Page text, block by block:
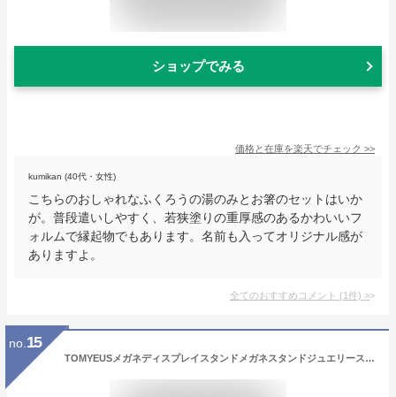
ショップでみる
価格と在庫を楽天でチェック >>
kumikan (40代・女性)
こちらのおしゃれなふくろうの湯のみとお箸のセットはいか
が。普段遣いしやすく、若狭塗りの重厚感のあるかわいいフ
ォルムで縁起物でもあります。名前も入ってオリジナル感が
ありますよ。
全てのおすすめコメント (1件) >
no. 15
TOMYEUSメガネディスプレイスタンドメガネスタンドジュエリースタンドメガネディスプレイスタンド小オーナメントメガネディスプレイ収納木製サングラスホルダー(サイズ:3) marriage